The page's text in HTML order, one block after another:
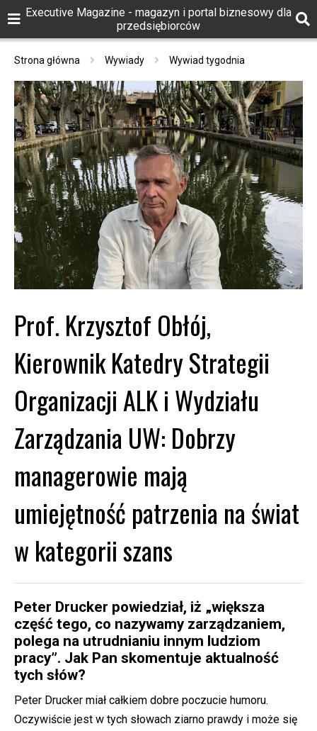
Executive Magazine - magazyn i portal biznesowy dla
przedsiębiorców
Strona główna Wywiady Wywiad tygodnia
Prof. Krzysztof Obłój,
Kierownik Katedry Strategii
Organizacji ALK i Wydziału
Zarządzania UW: Dobrzy
managerowie mają
umiejętność patrzenia na świat
w kategorii szans
Peter Drucker powiedział, iż „większa
część tego, co nazywamy zarządzaniem,
polega na utrudnianiu innym ludziom
pracy”. Jak Pan skomentuje aktualność
tych słów?
Peter Drucker miał całkiem dobre poczucie humoru.
Oczywiście jest w tych słowach ziarno prawdy i może się